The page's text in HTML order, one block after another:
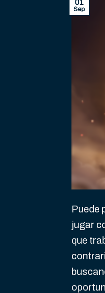
01
Sep
Puede
jugar
que